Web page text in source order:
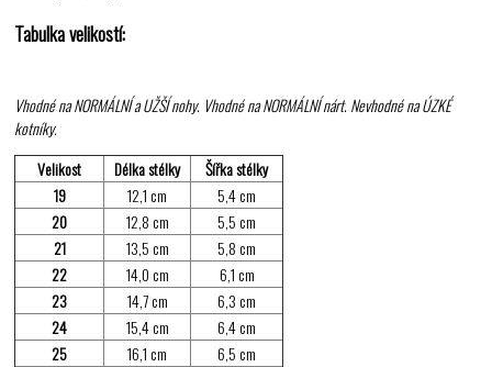
Tabulka velikostí:
Vhodné na NORMÁLNÍ a UŽŠÍ nohy. Vhodné na NORMÁLNÍ nárt. Nevhodné na ÚZKÉ
kotníky.
Velikost
Délka stélky
Šířka stélky
19
12,1 cm
5,4 cm
20
12,8 cm
5,5 cm
21
13,5 cm
5,8 cm
22
14,0 cm
6,1 cm
23
14,7 cm
6,3 cm
24
15,4 cm
6,4 cm
25
16,1 cm
6,5 cm